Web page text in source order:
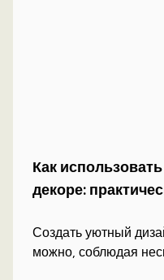
Как
декоре:
Создать уютный
можно, соблюдая